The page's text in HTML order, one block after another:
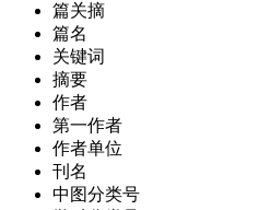
篇关摘
篇名
关键词
摘要
作者
第一作者
作者单位
刊名
中图分类号